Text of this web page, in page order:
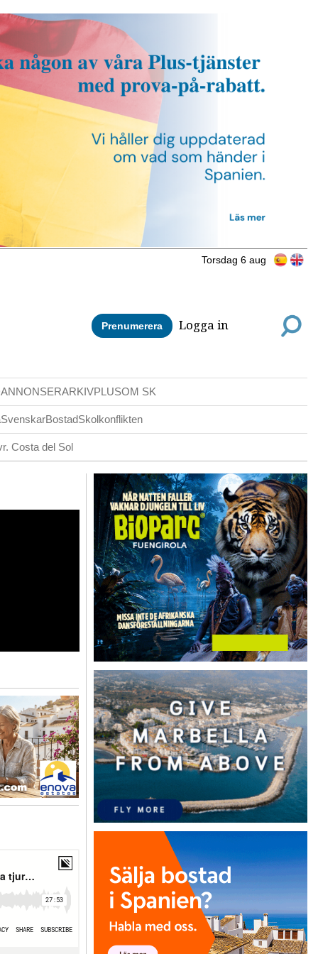
Torsdag 6 aug
Prenumerera Logga in
ARKIVPLUSOM SK
SvenskarBostadSkolkonflikten
Costa del Sol